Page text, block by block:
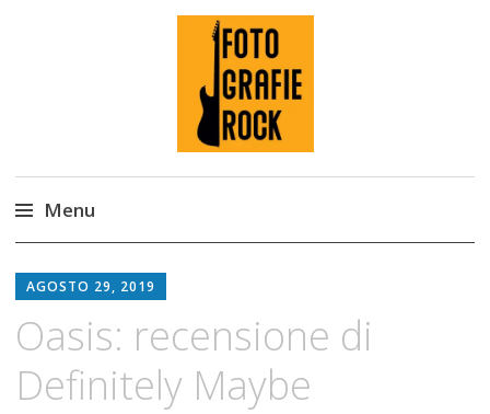
Fotografie ROCK
Menu
to
AGOSTO 29, 2019
Oasis: recensione di
Definitely Maybe